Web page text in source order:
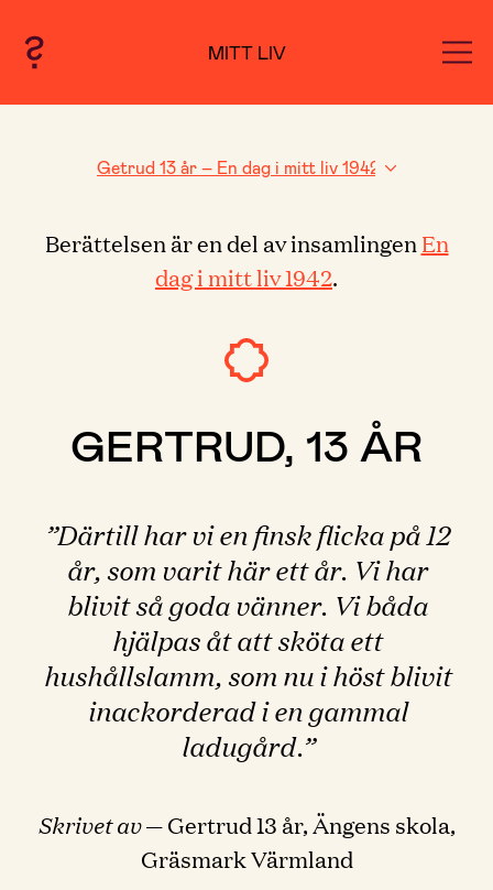
MITT LIV
Berättelsen är en del av insamlingen En
dag i mitt liv 1942.
GERTRUD, 13 ÅR
”Därtill har vi en finsk flicka på 12
år, som varit här ett år. Vi har
blivit så goda vänner. Vi båda
hjälpas åt att sköta ett
hushållslamm, som nu i höst blivit
inackorderad i en gammal
ladugård.”
Skrivet av— Gertrud 13 år, Ängens skola,
Gräsmark Värmland